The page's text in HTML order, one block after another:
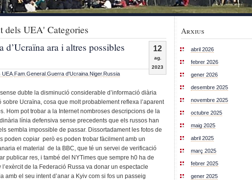
dels UEA' Categories
12
ag.
2023
d’Ucraïna ara i altres possibles
UEA Fam General Guerra d'Ucraina Niger, Russia
dubte la disminució considerable d’informació diària
sobre Ucraïna, cosa que molt probablement reflexa l’aparent
Hom pot trobar a la Internet nombroses descripcions de la
línia defensiva sense precedents que els russos han
sembla impossible de passar. Dissortadament les fotos de
poden copiar però es poden trobar fàcilment amb un
el material de la BBC, que té un servei de verificació
publicar res, i també del NYTimes que sempre h0 ha de
l’exèrcit de la Federació Russa va donar un espectacle
amb el seu intent d’anar a Kyiv com si fos un passeig
Arxius
abril 2026
febrer 2026
gener 2026
desembre 2025
novembre 2025
octubre 2025
maig 2025
abril 2025
març 2025
febrer 2025
gener 2025